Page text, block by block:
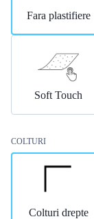
Fara plastifiere
Soft Touch
COLTURI
Colturi drepte